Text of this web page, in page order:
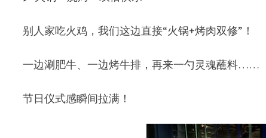
别人家吃火鸡，我们这边直接“火锅+烤肉双修”！
一边涮肥牛、一边烤牛排，再来一勺灵魂蘸料……
节日仪式感瞬间拉满！